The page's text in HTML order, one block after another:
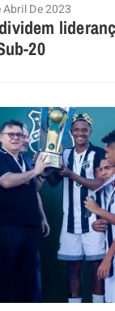
Abril De 2023
20